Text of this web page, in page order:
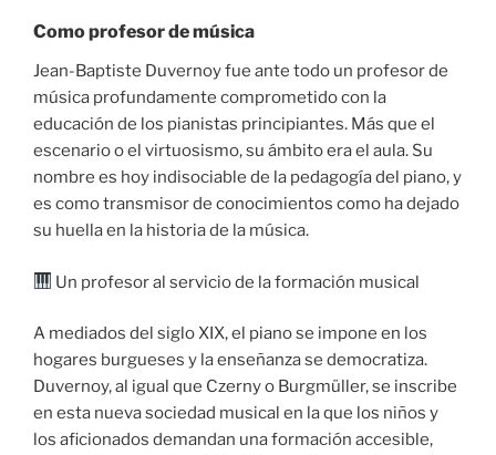
Como profesor de música
Jean-Baptiste Duvernoy fue ante todo un profesor de
música profundamente comprometido con la
educación de los pianistas principiantes. Más que el
escenario o el virtuosismo, su ámbito era el aula. Su
nombre es hoy indisociable de la pedagogía del piano, y
es como transmisor de conocimientos como ha dejado
su huella en la historia de la música.
Un profesor al servicio de la formación musical
A mediados del siglo XIX, el piano se impone en los
hogares burgueses y la enseñanza se democratiza.
Duvernoy, al igual que Czerny o Burgmüller, se inscribe
en esta nueva sociedad musical en la que los niños y
los aficionados demandan una formación accesible,